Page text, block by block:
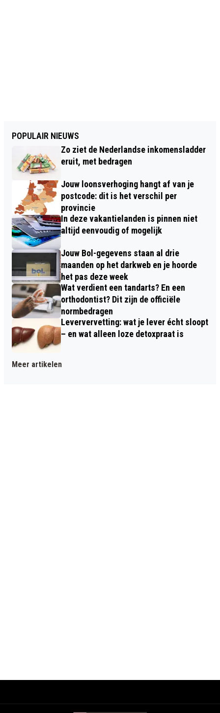
POPULAIR NIEUWS
Zo ziet de Nederlandse inkomensladder
eruit, met bedragen
Jouw loonsverhoging hangt af van je
postcode: dit is het verschil per
provincie
In deze vakantielanden is pinnen niet
altijd eenvoudig of mogelijk
Jouw Bol-gegevens staan al drie
maanden op het darkweb en je hoorde
het pas deze week
Wat verdient een tandarts? En een
orthodontist? Dit zijn de officiële
normbedragen
Leververvetting: wat je lever écht sloopt
– en wat alleen loze detoxpraat is
Meer artikelen